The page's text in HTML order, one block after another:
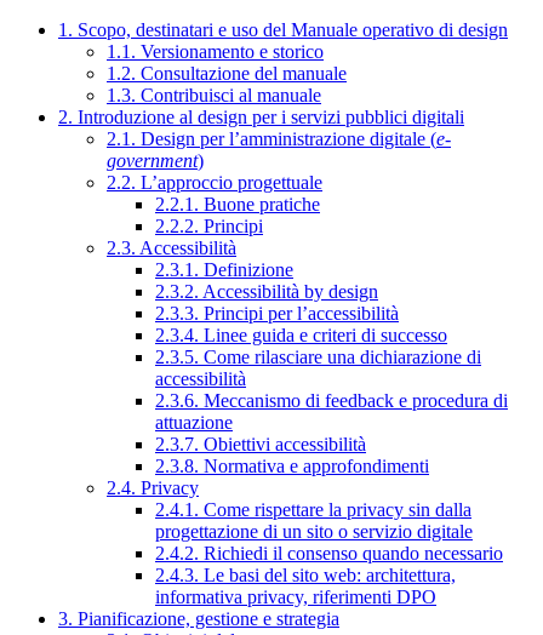
1. Scopo, destinatari e uso del Manuale operativo di design
1.1. Versionamento e storico
1.2. Consultazione del manuale
1.3. Contribuisci al manuale
2. Introduzione al design per i servizi pubblici digitali
2.1. Design per l’amministrazione digitale (e-
government)
2.2. L’approccio progettuale
2.2.1. Buone pratiche
2.2.2. Principi
2.3. Accessibilità
2.3.1. Definizione
2.3.2. Accessibilità by design
2.3.3. Principi per l’accessibilità
2.3.4. Linee guida e criteri di successo
2.3.5. Come rilasciare una dichiarazione di
accessibilità
2.3.6. Meccanismo di feedback e procedura di
attuazione
2.3.7. Obiettivi accessibilità
2.3.8. Normativa e approfondimenti
2.4. Privacy
2.4.1. Come rispettare la privacy sin dalla
progettazione di un sito o servizio digitale
2.4.2. Richiedi il consenso quando necessario
2.4.3. Le basi del sito web: architettura,
informativa privacy, riferimenti DPO
3. Pianificazione, gestione e strategia